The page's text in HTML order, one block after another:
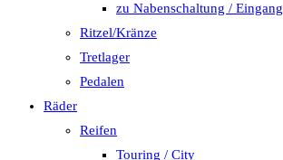
zu Nabenschaltung / Eingang
Ritzel/Kränze
Tretlager
Pedalen
Räder
Reifen
Touring / City